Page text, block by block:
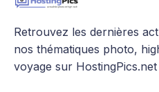
Retrouvez les dernières
nos thématiques photo,
voyage sur HostingPics.net